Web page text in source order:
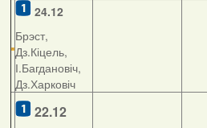
24.12
Брэст,
Дз.Кіцель,
І.Багдановіч,
Дз.Харковіч
22.12